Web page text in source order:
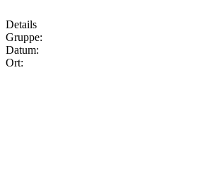
Details
Gruppe:
Datum:
Ort: